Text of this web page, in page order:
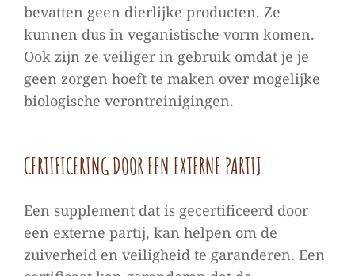
bevatten geen dierlijke producten. Ze
kunnen dus in veganistische vorm komen.
Ook zijn ze veiliger in gebruik omdat je je
geen zorgen hoeft te maken over mogelijke
biologische verontreinigingen.
CERTIFICERING DOOR EEN EXTERNE PARTIJ
Een supplement dat is gecertificeerd door
een externe partij, kan helpen om de
zuiverheid en veiligheid te garanderen. Een